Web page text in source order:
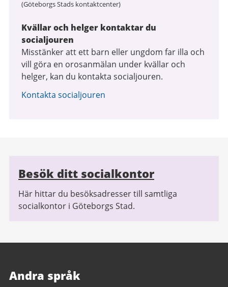
(Göteborgs Stads kontaktcenter)
Kvällar och helger kontaktar du
socialjouren
Misstänker att ett barn eller ungdom far illa och
vill göra en orosanmälan under kvällar och
helger, kan du kontakta socialjouren.
Kontakta socialjouren
Relaterad
information
Besök ditt socialkontor
Här hittar du besöksadresser till samtliga
socialkontor i Göteborgs Stad.
Andra språk